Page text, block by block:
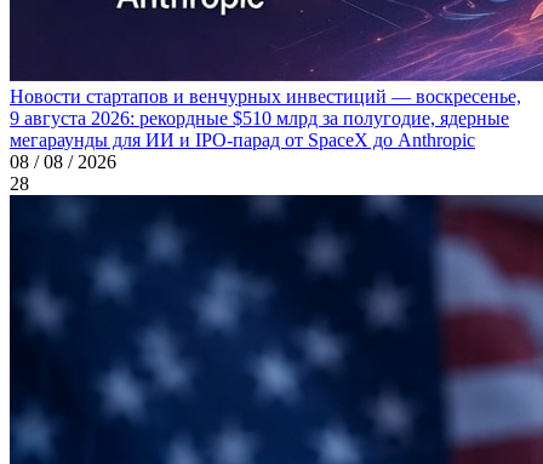
Новости стартапов и венчурных инвестиций — воскресенье,
9 августа 2026: рекордные $510 млрд за полугодие, ядерные
мегараунды для ИИ и IPO-парад от SpaceX до Anthropic
08 / 08 / 2026
28